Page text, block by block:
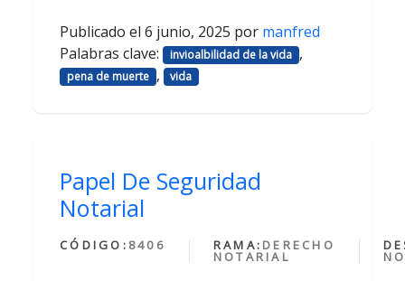
Publicado el 6 junio, 2025 por manfred
Palabras clave:
invioalbilidad de la vida ,
pena de muerte , vida
Papel De Seguridad
Notarial
CÓDIGO: 8406 RAMA: DERECHO
NOTARIAL